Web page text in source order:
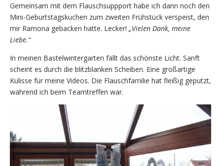
Gemeinsam mit dem Flauschsuppport habe ich dann noch den
Mini-Geburtstagskuchen zum zweiten Frühstück verspeist, den
mir Ramona gebacken hatte. Lecker! „Vielen Dank, meine
Liebe.“
In meinen Bastelwintergarten fällt das schönste Licht. Sanft
scheint es durch die blitzblanken Scheiben. Eine großartige
Kulisse für meine Videos. Die Flauschfamilie hat fleißig geputzt,
während ich beim Teamtreffen war.